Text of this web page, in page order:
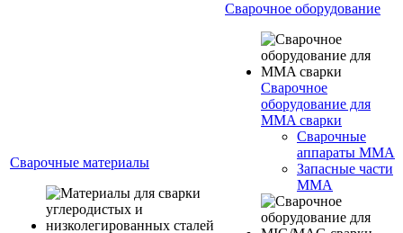
Сварочные материалы
Сварочное оборудование
Сварочное
оборудование для
MMA сварки
Сварочные
аппараты MMA
Запасные части
MMA